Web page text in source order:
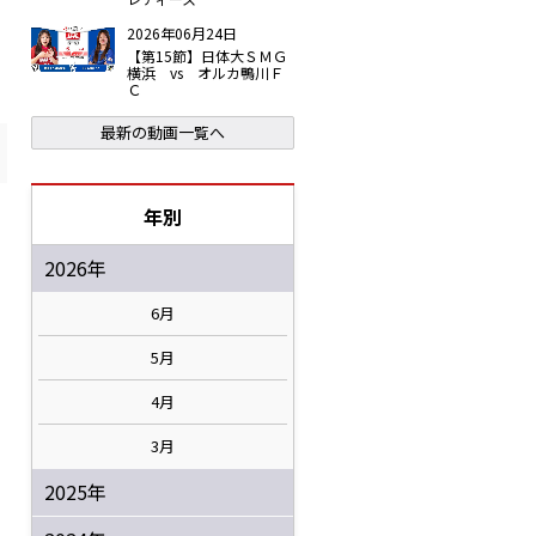
2026年06月24日
【第15節】日体大ＳＭＧ
横浜 vs オルカ鴨川Ｆ
Ｃ
最新の動画一覧へ
年別
2026年
6月
5月
4月
3月
2025年